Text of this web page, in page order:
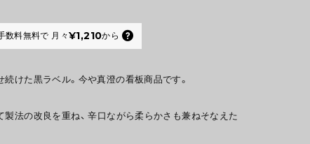
数料無料で 月々¥1,210から
けた黒ラベル。今や真澄の看板商品です。
法の改良を重ね、 辛口ながら柔らかさも兼ねそなえた